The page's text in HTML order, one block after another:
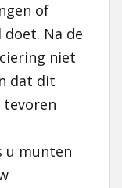
of
Na de
niet
dat dit
tevoren
u munten